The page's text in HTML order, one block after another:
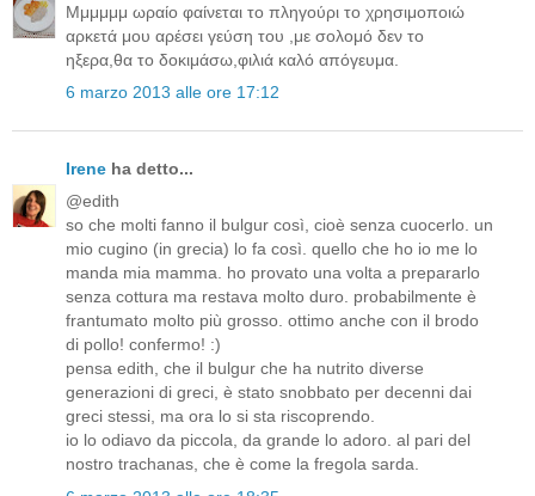
Μμμμμμ ωραίο φαίνεται το πληγούρι το χρησιμοποιώ
αρκετά μου αρέσει γεύση του ,με σολομό δεν το
ηξερα,θα το δοκιμάσω,φιλιά καλό απόγευμα.
6 marzo 2013 alle ore 17:12
Irene ha detto...
@edith
so che molti fanno il bulgur così, cioè senza cuocerlo. un
mio cugino (in grecia) lo fa così. quello che ho io me lo
manda mia mamma. ho provato una volta a prepararlo
senza cottura ma restava molto duro. probabilmente è
frantumato molto più grosso. ottimo anche con il brodo
di pollo! confermo! :)
pensa edith, che il bulgur che ha nutrito diverse
generazioni di greci, è stato snobbato per decenni dai
greci stessi, ma ora lo si sta riscoprendo.
io lo odiavo da piccola, da grande lo adoro. al pari del
nostro trachanas, che è come la fregola sarda.